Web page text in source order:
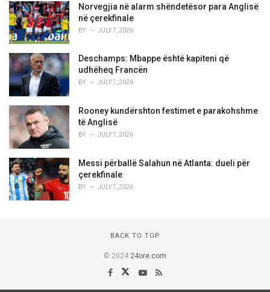
Norvegjia në alarm shëndetësor para Anglisë
në çerekfinale
BY JULY 7, 2026
Deschamps: Mbappe është kapiteni që
udhëheq Francën
BY JULY 7, 2026
Rooney kundërshton festimet e parakohshme
të Anglisë
BY JULY 7, 2026
Messi përballë Salahun në Atlanta: dueli për
çerekfinale
BY JULY 7, 2026
BACK TO TOP
© 2024 24ore.com